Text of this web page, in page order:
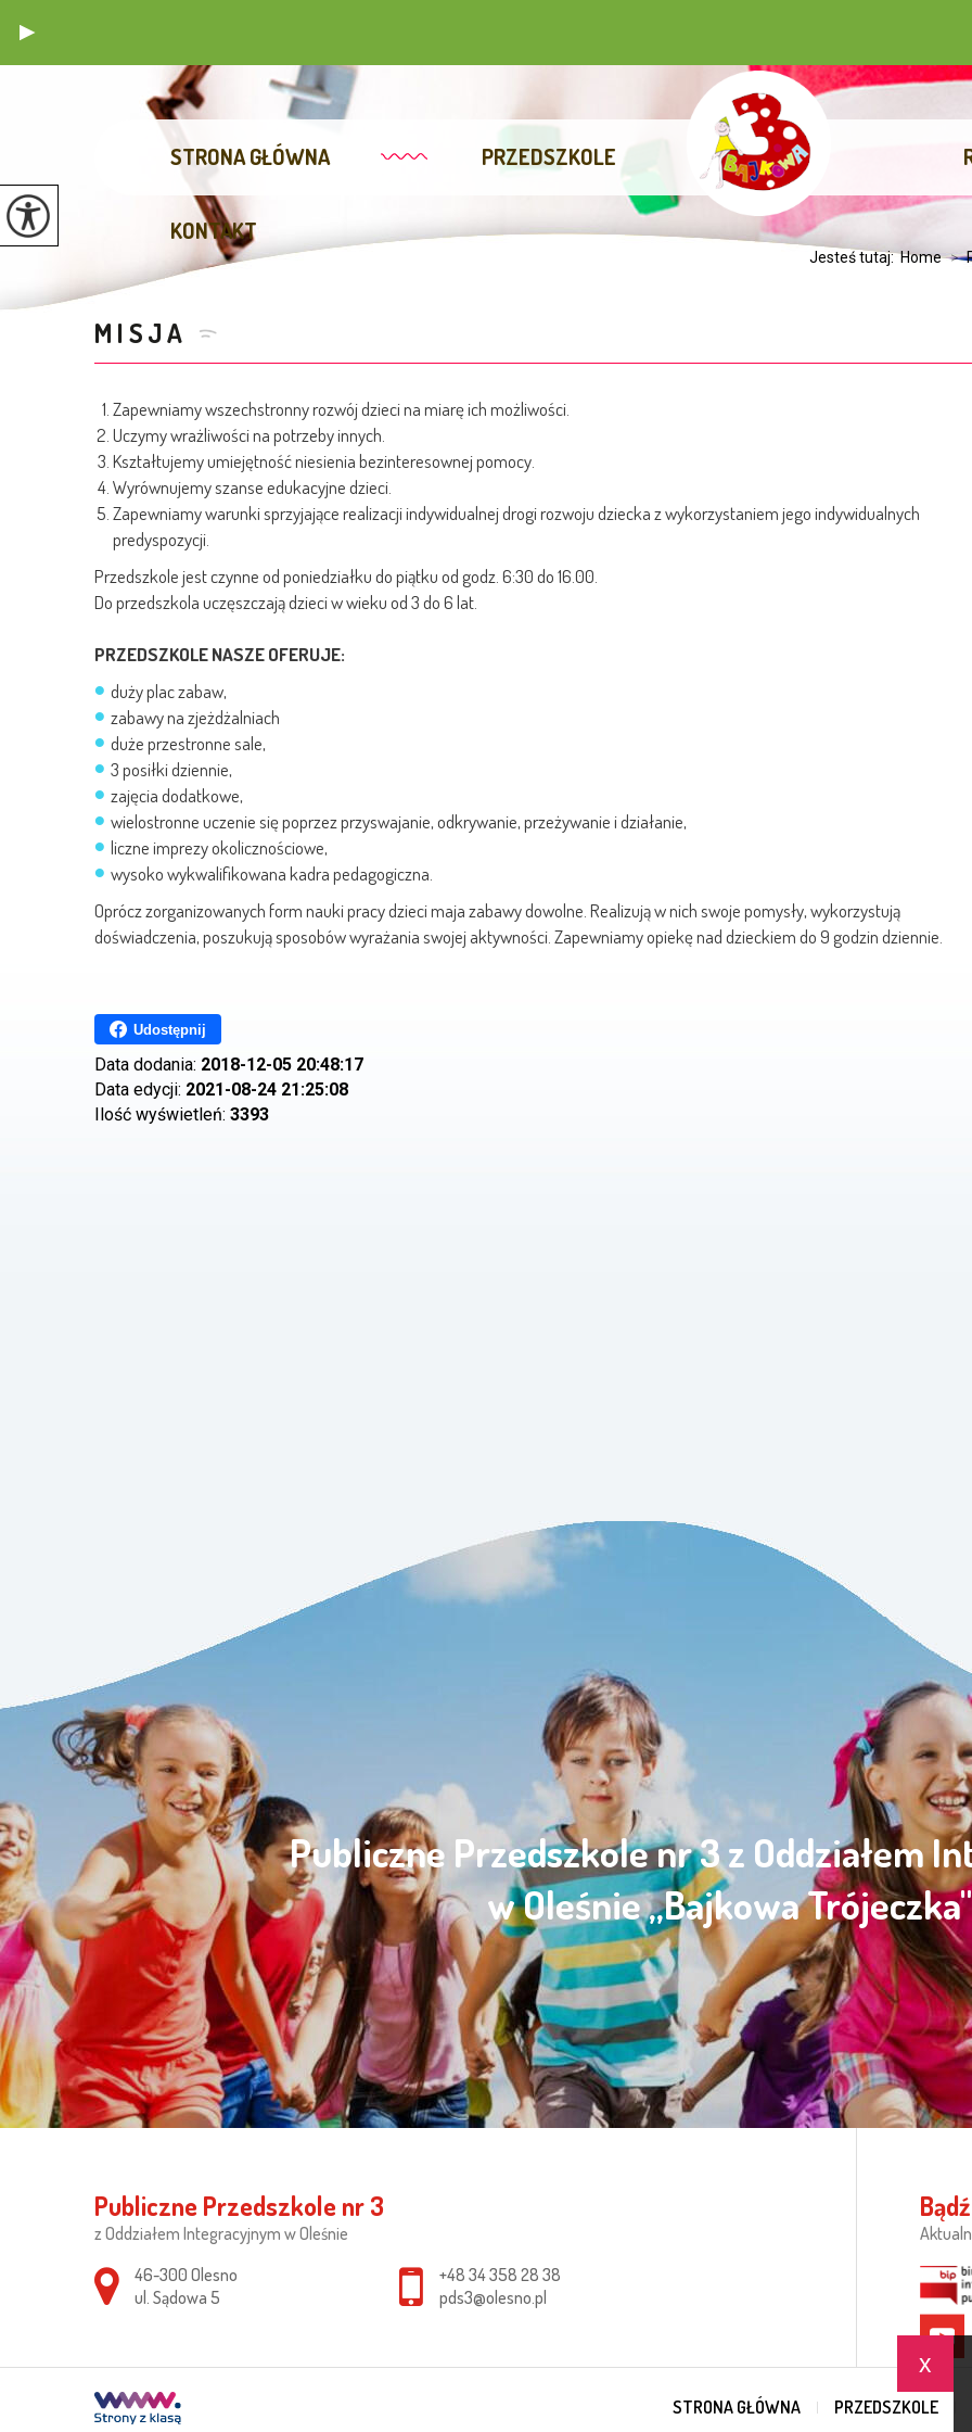
x
STRONA GŁÓWNA PRZEDSZKOLE
KONTAKT
Jesteś tutaj:Home >
MISJA
Zapewniamy wszechstronny rozwój dzieci na miarę ich możliwości.
Uczymy wrażliwości na potrzeby innych.
Kształtujemy umiejętność niesienia bezinteresownej pomocy.
Wyrównujemy szanse edukacyjne dzieci.
Zapewniamy warunki sprzyjające realizacji indywidualnej drogi rozwoju dziecka z wykorzystaniem jego indywidualnych
predyspozycji.
Przedszkole jest czynne od poniedziałku do piątku od godz. 6:30 do 16.00.
Do przedszkola uczęszczają dzieci w wieku od 3 do 6 lat.
PRZEDSZKOLE NASZE OFERUJE:
duży plac zabaw,
zabawy na zjeżdżalniach
duże przestronne sale,
3 posiłki dziennie,
zajęcia dodatkowe,
wielostronne uczenie się poprzez przyswajanie, odkrywanie, przeżywanie i działanie,
liczne imprezy okolicznościowe,
wysoko wykwalifikowana kadra pedagogiczna.
Oprócz zorganizowanych form nauki pracy dzieci maja zabawy dowolne. Realizują w nich swoje pomysły, wykorzystują
doświadczenia, poszukują sposobów wyrażania swojej aktywności. Zapewniamy opiekę nad dzieckiem do 9 godzin dziennie.
Udostępnij
Data dodania: 2018-12-05 20:48:17
Data edycji: 2021-08-24 21:25:08
Ilość wyświetleń: 3393
Publiczne Przedszkole nr 3 z Oddziałem
w Oleśnie „Bajkowa Trójeczka"
Publiczne Przedszkole nr 3
z Oddziałem Integracyjnym w Oleśnie
Adres pocztowy:
46-300 Olesno
ul. Sądowa 5
+48 34 358 28 38
pds3@olesno.pl
STRONA GŁÓWNA PRZEDSZKOLE